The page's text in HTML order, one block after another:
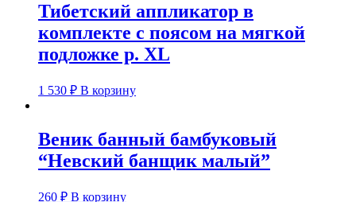
Тибетский аппликатор в
комплекте с поясом на мягкой
подложке р. XL
1 530 ₽ В корзину
Веник банный бамбуковый
“Невский банщик малый”
260 ₽ В корзину